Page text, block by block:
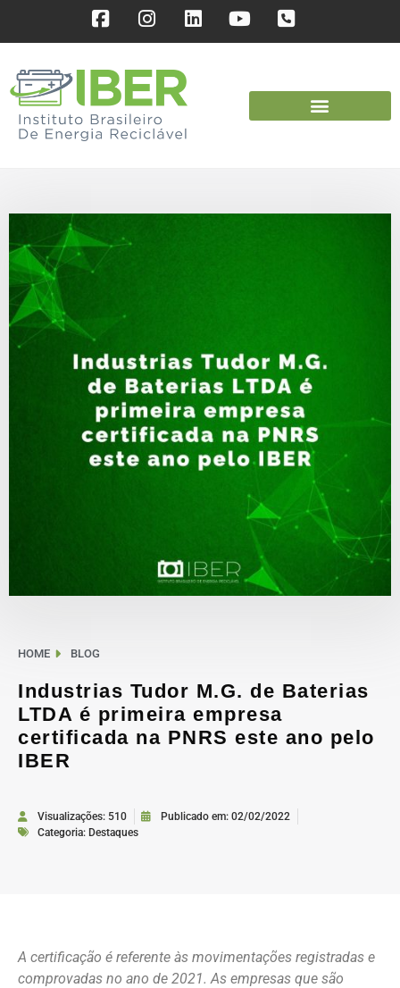
HOME BLOG
Industrias Tudor M.G. de Baterias
LTDA é primeira empresa
certificada na PNRS este ano pelo
IBER
Visualizações: 510 Publicado em: 02/02/2022
Categoria: Destaques
A certificação é referente às movimentações registradas e
comprovadas no ano de 2021. As empresas que são